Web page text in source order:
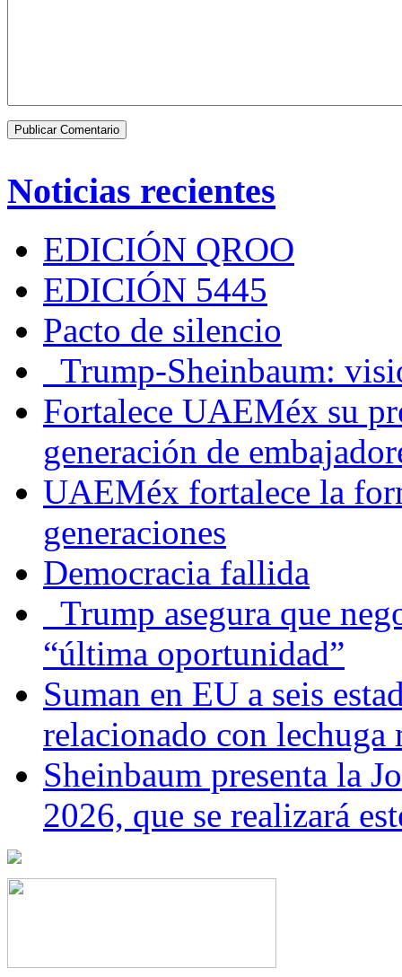
Noticias recientes
EDICIÓN QROO
EDICIÓN 5445
Pacto de silencio
Trump-Sheinbaum:
Fortalece UAEMéx su
generación de
UAEMéx fortalece la
generaciones
Democracia fallida
Trump asegura que
“última oportunidad”
Suman en EU a seis
relacionado con lechuga
Sheinbaum presenta la
2026, que se realizará